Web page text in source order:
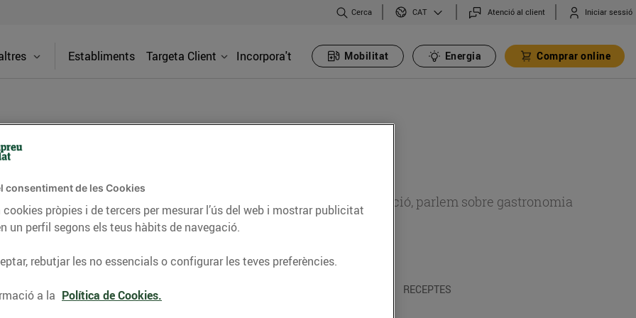
Cerca CAT Atenció al client Iniciar sessió
Establiments Targeta Client Incorpora't Mobilitat Energia Comprar online
consells nutricionals, informació d’actualitat sobre alimentació, parlem sobre gastronomia
del nostre territori i molts altres temes.
CONSELLS I HÀBITS SALUDABLES RECEPTES
consentiment de les Cookies
pròpies i de tercers per mesurar l’ús del web i mostrar publicitat
un perfil segons els teus hàbits de navegació.
rebutjar les no essencials o configurar les teves preferències.
a la Política de Cookies.